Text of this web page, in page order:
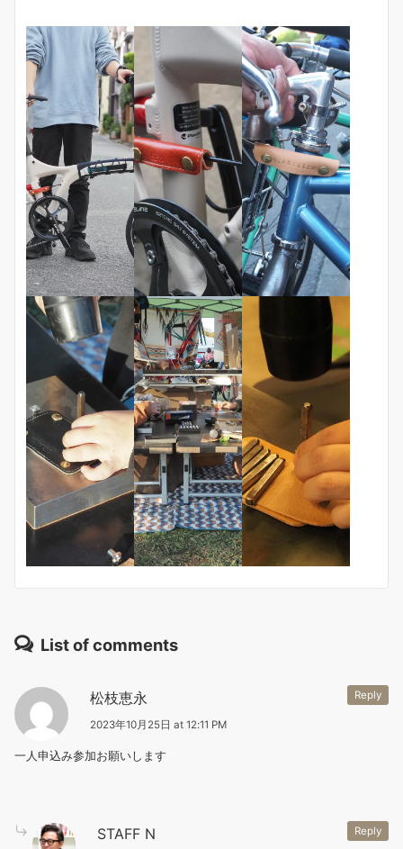
List of comments
Reply
松枝恵永
2023年10月25日 at 12:11 PM
一人申込み参加お願いします
Reply
STAFF N